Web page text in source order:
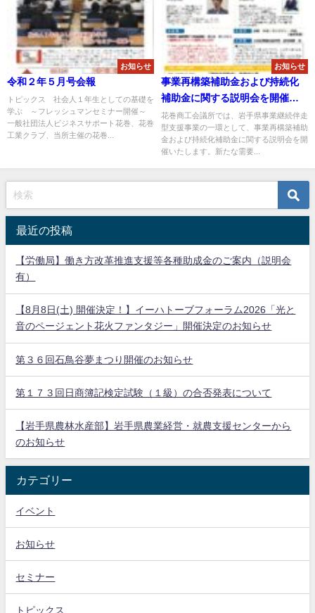
お知らせ
令和２年５月号会報
トピックス 社会人１年生としての基礎を
学ぶ ～フレッシュマンセミナー開催～
一般社団法人ビジネスサポート花巻、花巻
工業クラブ、当所主催の花巻...
お知らせ
事業再構築補助金および持続化
補助金に関する説明会を開催い
たします！
花巻商工会議所では、岩手県事業継続伴走
型支援事業の一環として、事業再構築補助
金および持続化補助金に関する説明会を開
催いたします。新たな需要...
最近の投稿
【労働局】働き方改革推進支援等各種助成金のご案内（説明会
有）
【8月8日(土) 開催決定！】イーハトーブフォーラム2026「光と
音のページェント花火ファンタジー」開催決定のお知らせ
第３６回石鳥谷夢まつり開催のお知らせ
第１７３回日商簿記検定試験（１級）の合否発表について
【岩手県農林水産部】岩手県農業経営・就農支援センターから
のお知らせ
カテゴリー
イベント
お知らせ
セミナー
トピックス